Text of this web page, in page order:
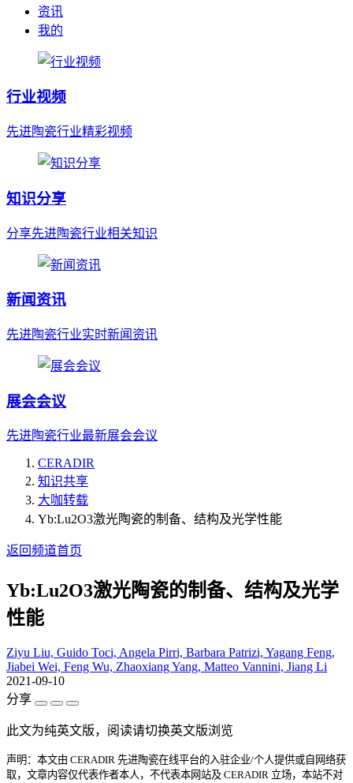
资讯
我的
行业视频
先进陶瓷行业精彩视频
知识分享
分享先进陶瓷行业相关知识
新闻资讯
先进陶瓷行业实时新闻资讯
展会会议
先进陶瓷行业最新展会会议
CERADIR
知识共享
大咖转载
Yb:Lu2O3激光陶瓷的制备、结构及光学性能
返回频道首页
Yb:Lu2O3激光陶瓷的制备、结构及光学
性能
Ziyu Liu, Guido Toci, Angela Pirri, Barbara Patrizi, Yagang Feng,
Jiabei Wei, Feng Wu, Zhaoxiang Yang, Matteo Vannini, Jiang Li
2021-09-10
分享
此文为纯英文版，阅读请切换英文版浏览
声明：本文由 CERADIR 先进陶瓷在线平台的入驻企业/个人提供或自网络获
取，文章内容仅代表作者本人，不代表本网站及 CERADIR 立场，本站不对